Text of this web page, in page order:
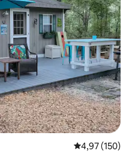
Classificação
4,97 (150)